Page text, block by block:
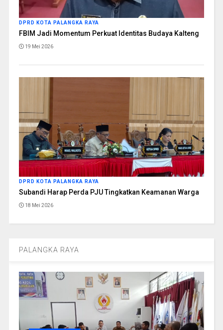
DPRD KOTA PALANGKA RAYA
FBIM Jadi Momentum Perkuat Identitas Budaya Kalteng
19 Mei 2026
DPRD KOTA PALANGKA RAYA
Subandi Harap Perda PJU Tingkatkan Keamanan Warga
18 Mei 2026
PALANGKA RAYA